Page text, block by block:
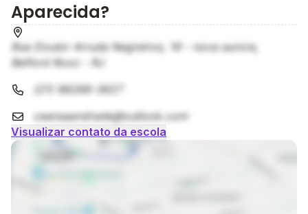
Aparecida?
Rua Doutor Arruda Negreiros, 19 - nova aurora,
Belford Roxo - RJ
(21) 98266-3627
ceansaandrade@outlook.com
Visualizar contato da escola